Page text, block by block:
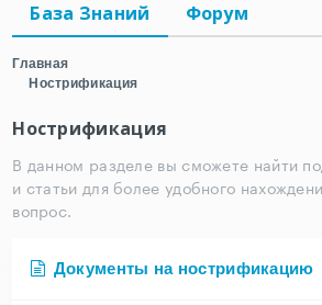
База Знаний Форум
Главная
Нострификация
Нострификация
В данном разделе вы сможете найти
и статьи для более удобного
вопрос.
Документы на нострификацию